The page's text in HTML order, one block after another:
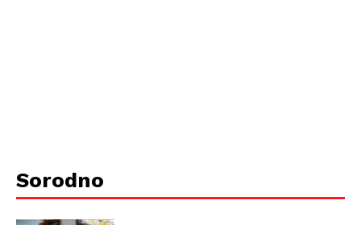
Sorodno